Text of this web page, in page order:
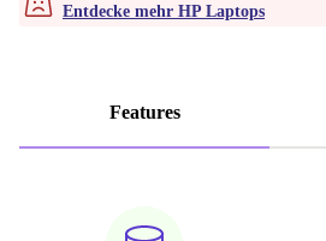
Entdecke mehr HP Laptops
Features